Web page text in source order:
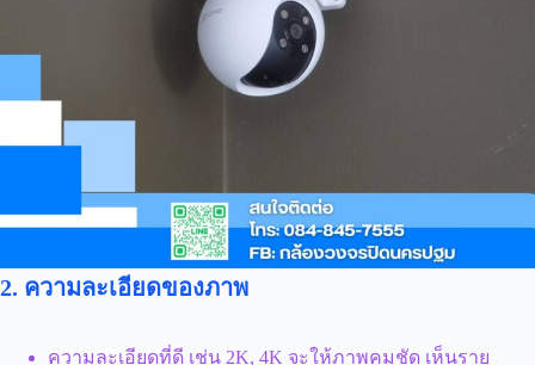
2. ความละเอียดของภาพ
ความละเอียดที่ดี เช่น 2K, 4K จะให้ภาพคมชัด เห็นราย